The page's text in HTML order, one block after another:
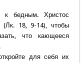
к бедным. Христос
(Лк. 18, 9-14), чтобы
что кающееся
для себя их